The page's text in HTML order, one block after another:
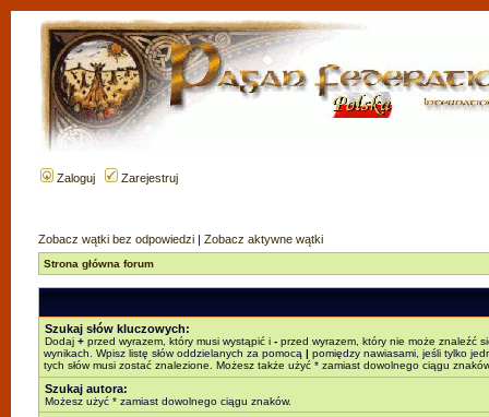
Zaloguj Zarejestruj
Zobacz wątki bez odpowiedzi | Zobacz aktywne wątki
Strona główna forum
Szukaj słów kluczowych:
Dodaj + przed wyrazem, który musi wystąpić i - przed wyrazem, który nie może znaleźć
wynikach. Wpisz listę słów oddzielanych za pomocą | pomiędzy nawiasami, jeśli tylko
tych słów musi zostać znalezione. Możesz także użyć * zamiast dowolnego ciągu
Szukaj autora:
Możesz użyć * zamiast dowolnego ciągu znaków.